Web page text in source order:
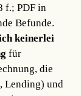
f.; PDF in
Befunde.
keinerlei
für
die
Lending) und